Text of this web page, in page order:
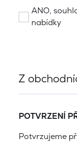
ANO,
nabídky
Z
POTVRZENÍ
Potvrzujeme